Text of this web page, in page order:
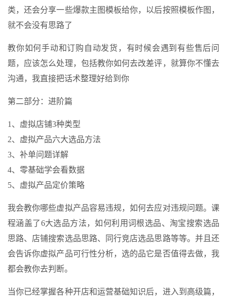
类，还会分享一些爆款主图模板给你，以后按照模板作图，
就不会没有思路了
教你如何手动和订购自动发货，有时候会遇到有些售后问
题，应该怎么处理，包括教你如何去改差评，就算你不懂去
沟通，我直接把话术整理好给到你
第二部分：进阶篇
1、虚拟店铺3种类型
2、虚拟产品六大选品方法
3、补单问题详解
4、零基础学会看数据
5、虚拟产品定价策略
我会教你哪些虚拟产品容易违规，如何去应对违规问题。课
程涵盖了6大选品方法，如何利用词根选品、淘宝搜索选品
思路、店铺搜索选品思路、同行竞店选品思路等等。并且还
会告诉你虚拟产品可行性分析，选的品它是否值得去做，我
都会教你去判断。
当你已经掌握各种开店和运营基础知识后，进入到高级篇，